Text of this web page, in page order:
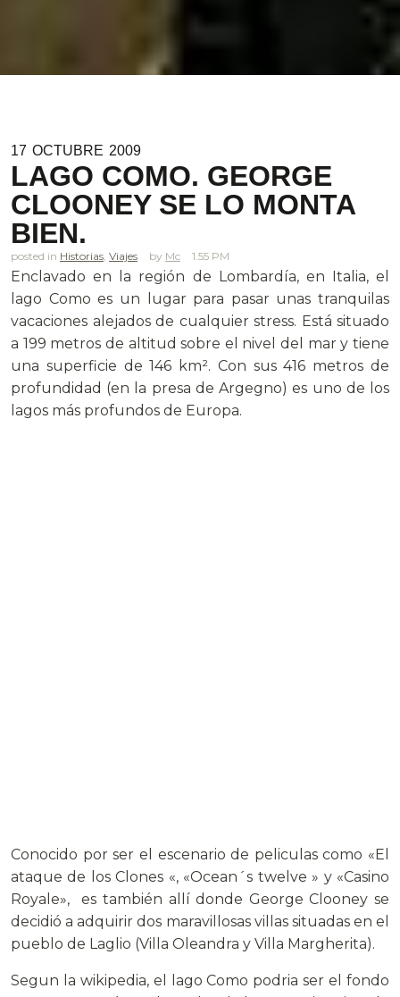
17 OCTUBRE 2009
LAGO COMO. GEORGE
CLOONEY SE LO MONTA
BIEN.
posted in Historias Viajes Mc 1.55 PM
Enclavado en la región de Lombardía, en Italia, el
lago Como es un lugar para pasar unas tranquilas
vacaciones alejados de cualquier stress. Está situado
a 199 metros de altitud sobre el nivel del mar y tiene
una superficie de 146 km². Con sus 416 metros de
profundidad (en la presa de Argegno) es uno de los
lagos más profundos de Europa.
Conocido por ser el escenario de peliculas como «El
ataque de los Clones «, «Ocean´s twelve » y «Casino
Royale», es también allí donde George Clooney se
decidió a adquirir dos maravillosas villas situadas en el
pueblo de Laglio (Villa Oleandra y Villa Margherita).
Segun la wikipedia, el lago Como podria ser el fondo